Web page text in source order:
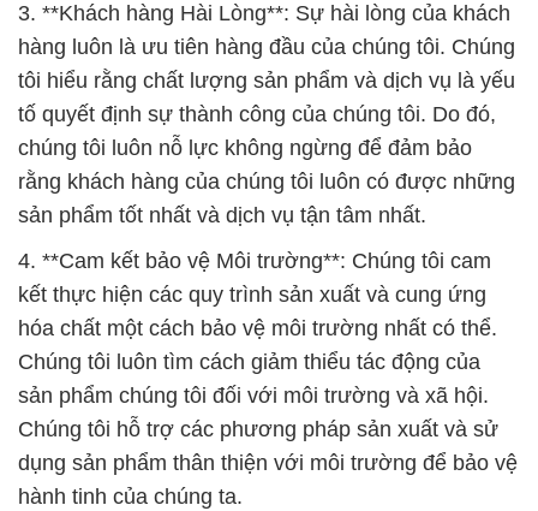
3. **Khách hàng Hài Lòng**: Sự hài lòng của khách
hàng luôn là ưu tiên hàng đầu của chúng tôi. Chúng
tôi hiểu rằng chất lượng sản phẩm và dịch vụ là yếu
tố quyết định sự thành công của chúng tôi. Do đó,
chúng tôi luôn nỗ lực không ngừng để đảm bảo
rằng khách hàng của chúng tôi luôn có được những
sản phẩm tốt nhất và dịch vụ tận tâm nhất.
4. **Cam kết bảo vệ Môi trường**: Chúng tôi cam
kết thực hiện các quy trình sản xuất và cung ứng
hóa chất một cách bảo vệ môi trường nhất có thể.
Chúng tôi luôn tìm cách giảm thiểu tác động của
sản phẩm chúng tôi đối với môi trường và xã hội.
Chúng tôi hỗ trợ các phương pháp sản xuất và sử
dụng sản phẩm thân thiện với môi trường để bảo vệ
hành tinh của chúng ta.